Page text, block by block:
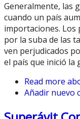
Generalmente, las
cuando un país
importaciones. Los
por la suba de las
ven perjudicados
el país que inició la
Read more
Añadir nuevo